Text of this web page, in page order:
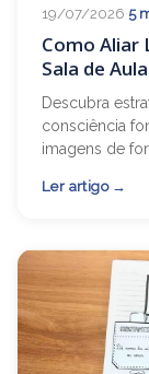
19/07/2026·5
Como Aliar
Sala de Aula
Descubra
consciência
imagens de
Ler artigo